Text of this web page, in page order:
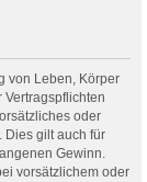
von Leben, Körper
oder
Dies gilt auch für
Gewinn.
vorsätzlichem oder